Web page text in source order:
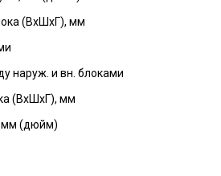
(ВхШхГ), мм
наруж. и вн. блоками
(ВхШхГ), мм
мм (дюйм)